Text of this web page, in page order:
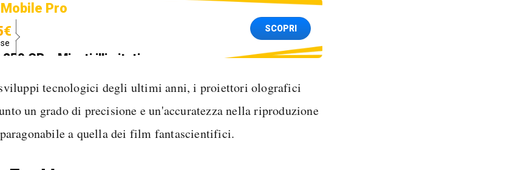
Pro
GB e Minuti illimitati
SCOPRI
tecnologici degli ultimi anni, i proiettori olografici
un grado di precisione e un'accuratezza nella riproduzione
a quella dei film fantascientifici.